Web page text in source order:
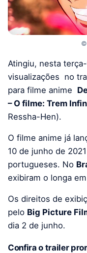
Atingiu, nesta
visualizações no
para filme anime
– O filme: Trem
Ressha-Hen).
O filme anime já
10 de junho de
portugueses. No
exibiram o longa
Os direitos de
pelo Big Picture
dia 2 de junho.
Confira o trailer